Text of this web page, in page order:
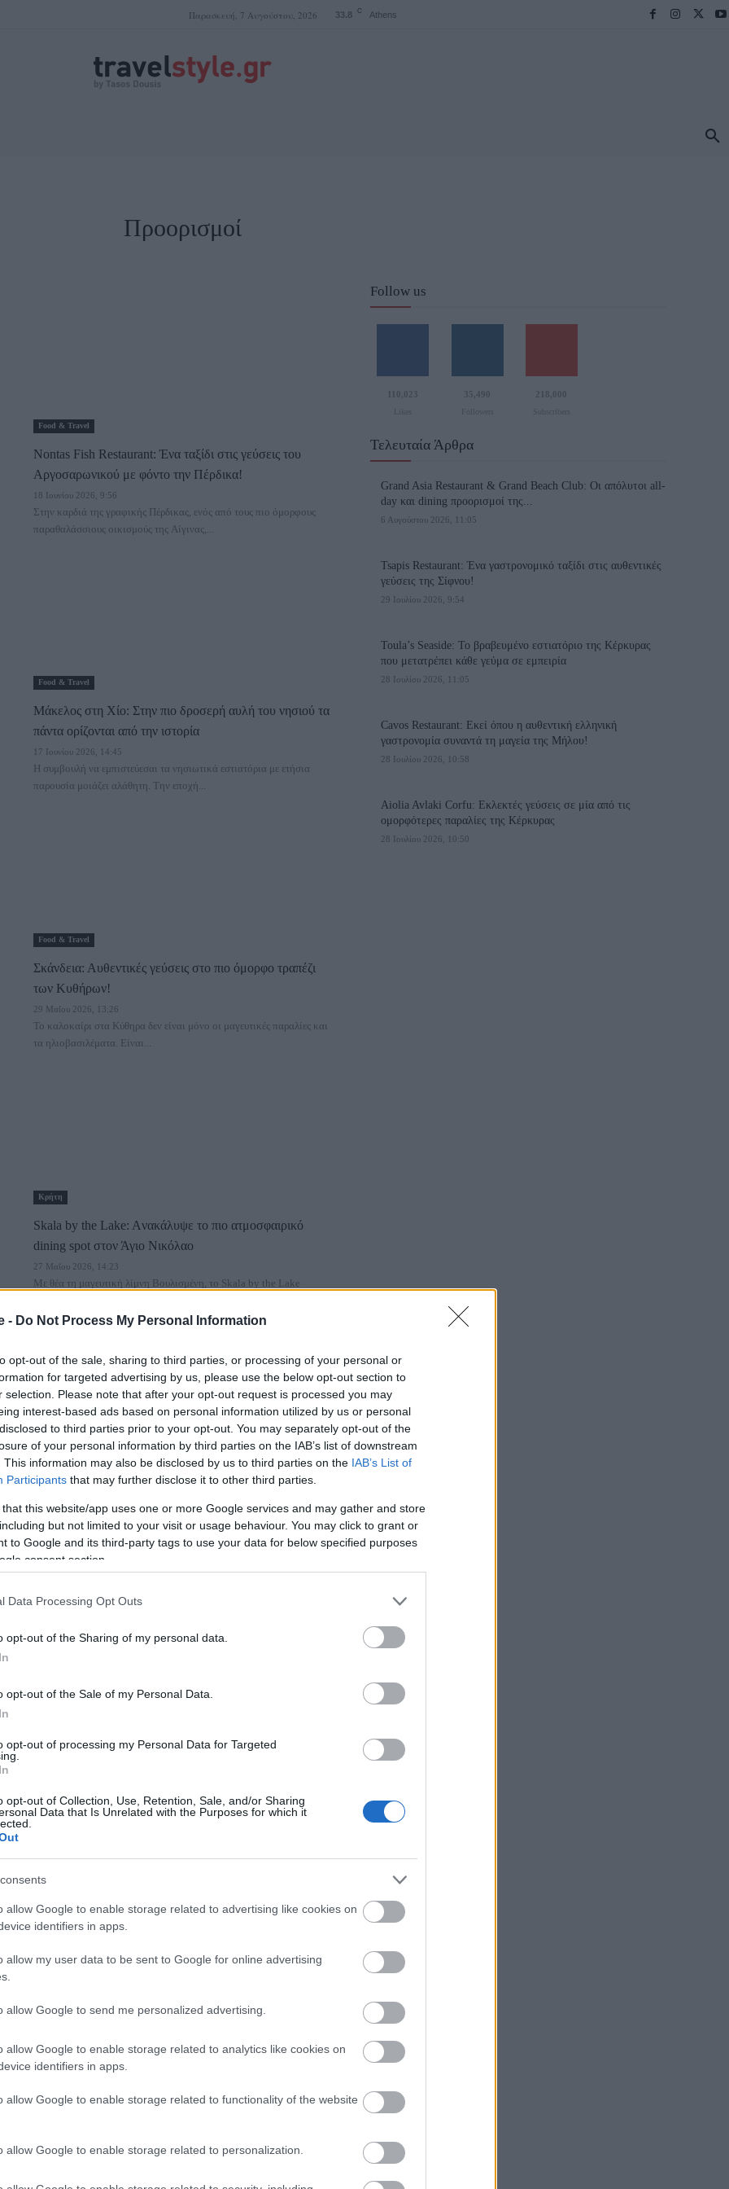
- Do Not Process My Personal Information
opt-out of the sale, sharing to third parties, or processing of your personal or
for targeted advertising by us, please use the below opt-out section to
selection. Please note that after your opt-out request is processed you may
interest-based ads based on personal information utilized by us or personal
to third parties prior to your opt-out. You may separately opt-out of the
of your personal information by third parties on the IAB’s list of downstream
This information may also be disclosed by us to third parties on the IAB’s List of
Participants that may further disclose it to other third parties.
that this website/app uses one or more Google services and may gather and store
but not limited to your visit or usage behaviour. You may click to grant or
to Google and its third-party tags to use your data for below specified purposes
consent section.
Data Processing Opt Outs
opt-out of the Sharing of my personal data.
opt-out of the Sale of my Personal Data.
opt-out of processing my Personal Data for Targeted
opt-out of Collection, Use, Retention, Sale, and/or Sharing
Data that Is Unrelated with the Purposes for which it
allow Google to enable storage related to advertising like cookies on
identifiers in apps.
allow my user data to be sent to Google for online advertising
allow Google to send me personalized advertising.
allow Google to enable storage related to analytics like cookies on
identifiers in apps.
allow Google to enable storage related to functionality of the website
allow Google to enable storage related to personalization.
Παρασκευή, 7 Αυγούστου, 2026 33.8 C Athens
Προορισμοί
Food & Travel
Nontas Fish Restaurant: Ένα ταξίδι στις γεύσεις του
Αργοσαρωνικού με φόντο την Πέρδικα!
18 Ιουνίου 2026, 9:56
Στην καρδιά της γραφικής Πέρδικας, ενός από τους πιο όμορφους
παραθαλάσσιους οικισμούς της Αίγινας,...
Food & Travel
Μάκελος στη Χίο: Στην πιο δροσερή αυλή του νησιού τα
πάντα ορίζονται από την ιστορία
17 Ιουνίου 2026, 14:45
Η συμβουλή να εμπιστεύεσαι τα νησιωτικά εστιατόρια με ετήσια
παρουσία μοιάζει αλάθητη. Την εποχή...
Food & Travel
Σκάνδεια: Αυθεντικές γεύσεις στο πιο όμορφο τραπέζι
των Κυθήρων!
29 Μαΐου 2026, 13:26
Το καλοκαίρι στα Κύθηρα δεν είναι μόνο οι μαγευτικές παραλίες και
τα ηλιοβασιλέματα. Είναι...
Κρήτη
Skala by the Lake: Aνακάλυψε το πιο ατμοσφαιρικό
dining spot στον Άγιο Νικόλαο
27 Μαΐου 2026, 14:23
Με θέα τη μαγευτική λίμνη Βουλισμένη, το Skala by the Lake
Ξενοδοχεία
«TZOKEIKA» Traditional Settlement: Πέτρινο σκηνικό
στην καρδιά της Μάνης
10 Μαρτίου 2026, 10:02
Στην υπέροχη χερσόνησο της Μάνης, ανάμεσα σε αιωνόβιες ελιές
πρόσφατα άνοιξε τις πόρτες του...
Οι καλύτεροι προορισμοί για ταξίδι στο εξωτερικό τον
Ο Οκτώβριος είναι ένας από τους καλύτερους μήνες για ταξίδι. Τα
πλήθη έχουν φύγει,...
Σκιάθος
το καλοκαίρι σου αξέχαστο
Η Σκιάθος είναι το καταπράσινο «στολίδι» των Σποράδων με
γοητευτική ομορφιά, ειδυλλιακά τοπία, κρυστάλλινα...
Follow us
110,023 35,490 218,000
Τελευταία Άρθρα
Grand Asia Restaurant & Grand Beach Club: Οι απόλυτοι all-
day και dining προορισμοί της...
6 Αυγούστου 2026, 11:05
Tsapis Restaurant: Ένα γαστρονομικό ταξίδι στις αυθεντικές
γεύσεις της Σίφνου!
29 Ιουλίου 2026, 9:54
Toula’s Seaside: Το βραβευμένο εστιατόριο της Κέρκυρας
που μετατρέπει κάθε γεύμα σε εμπειρία
28 Ιουλίου 2026, 11:05
Cavos Restaurant: Εκεί όπου η αυθεντική ελληνική
γαστρονομία συναντά τη μαγεία της Μήλου!
28 Ιουλίου 2026, 10:58
Aiolia Avlaki Corfu: Εκλεκτές γεύσεις σε μία από τις
ομορφότερες παραλίες της Κέρκυρας
28 Ιουλίου 2026, 10:50